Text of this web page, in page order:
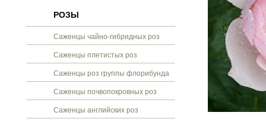
РОЗЫ
Саженцы чайно-гибридных роз
Саженцы плетистых роз
Саженцы роз группы флорибунда
Саженцы почвопокровных роз
Саженцы английских роз